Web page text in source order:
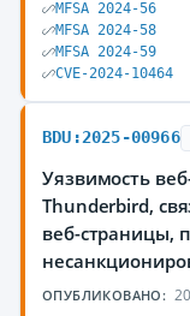
MFSA 2024-56
MFSA 2024-58
MFSA 2024-59
CVE-2024-10464
BDU:2025-00966
Уязвимость
Thunderbird,
веб-страницы,
ОПУБЛИКОВАНО: